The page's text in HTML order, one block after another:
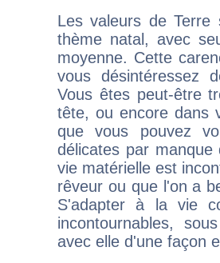
Les valeurs de Terre
thème natal, avec
moyenne. Cette
vous désintéressez
Vous êtes peut-être
tête, ou encore dans
que vous pouvez
délicates par
vie matérielle est
rêveur ou que l'on a
S'adapter à la vie
incontournables,
avec elle d'une façon